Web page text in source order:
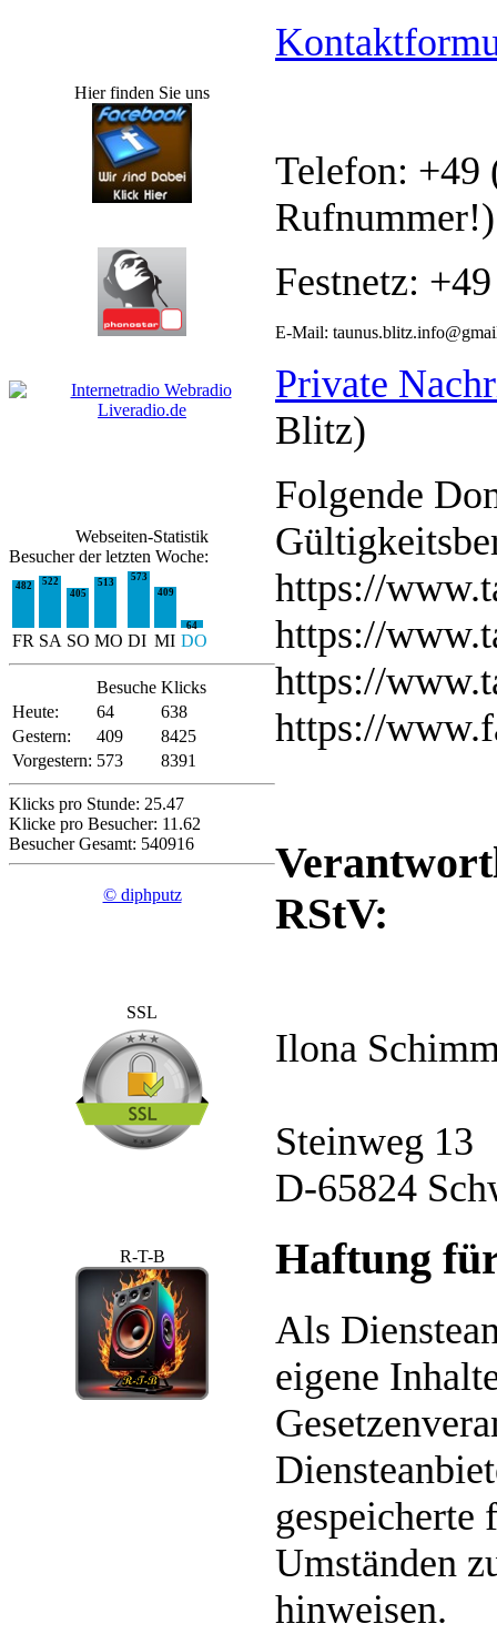
Hier finden Sie uns
Webseiten-Statistik
Besucher der letzten Woche:
482
522
405
513
573
409
64
FR SA SO MO DI MI DO
Besuche Klicks
Heute:
64
638
Gestern:
409
8425
Vorgestern: 573 8391
Klicks pro Stunde: 25.47
Klicke pro Besucher: 11.62
Besucher Gesamt: 540916
© diphputz
SSL
R-T-B
Telefon: +49
Rufnummer!)
Festnetz:
E-Mail: taunus.blitz.info
Private
Blitz)
Folgende
https://
https://
https://
https://
RStV:
Ilona
Steinweg 13
D-65824
Haftung
Als
eigene
gespeicherte
Umständen
hinweisen.